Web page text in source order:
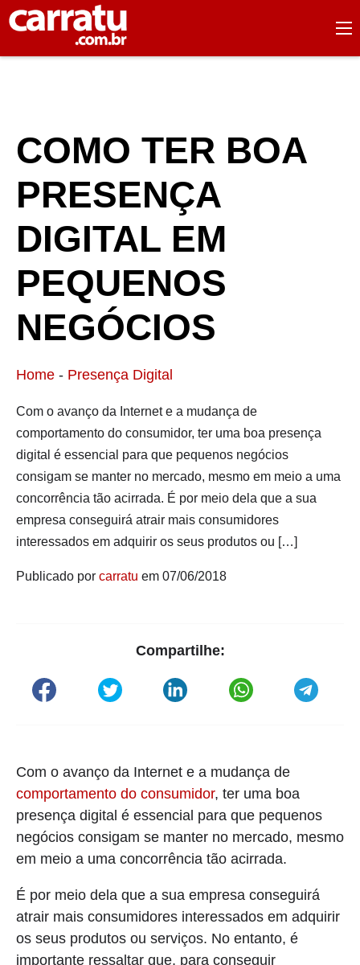
COMO TER BOA
PRESENÇA
DIGITAL EM
PEQUENOS
NEGÓCIOS
Home - Presença Digital
Com o avanço da Internet e a mudança de
comportamento do consumidor, ter uma boa presença
digital é essencial para que pequenos negócios
consigam se manter no mercado, mesmo em meio a uma
concorrência tão acirrada. É por meio dela que a sua
empresa conseguirá atrair mais consumidores
interessados em adquirir os seus produtos ou […]
Publicado por carratu em 07/06/2018
Compartilhe:
Com o avanço da Internet e a mudança de
comportamento do consumidor, ter uma boa
presença digital é essencial para que pequenos
negócios consigam se manter no mercado, mesmo
em meio a uma concorrência tão acirrada.
É por meio dela que a sua empresa conseguirá
atrair mais consumidores interessados em adquirir
os seus produtos ou serviços. No entanto, é
importante ressaltar que, para conseguir